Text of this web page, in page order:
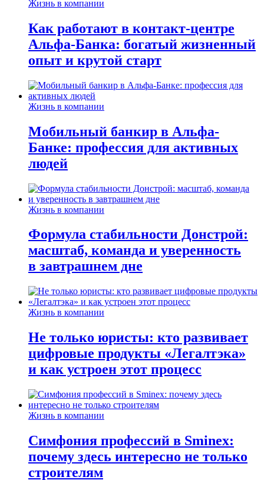
Жизнь в компании
Как работают в контакт-центре
Альфа-Банка: богатый жизненный
опыт и крутой старт
Жизнь в компании
Мобильный банкир в Альфа-
Банке: профессия для активных
людей
Жизнь в компании
Формула стабильности Донстрой:
масштаб, команда и уверенность
в завтрашнем дне
Жизнь в компании
Не только юристы: кто развивает
цифровые продукты «Легалтэка»
и как устроен этот процесс
Жизнь в компании
Симфония профессий в Sminex:
почему здесь интересно не только
строителям